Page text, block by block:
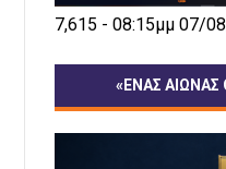
7,615 - 08:15μμ 07/
«ΕΝΑΣ